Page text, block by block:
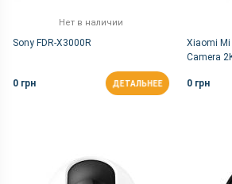
Нет в наличии
Sony FDR-X3000R
0 грн ДЕТАЛЬНЕЕ
Xiaomi Mi
Camera
0 грн